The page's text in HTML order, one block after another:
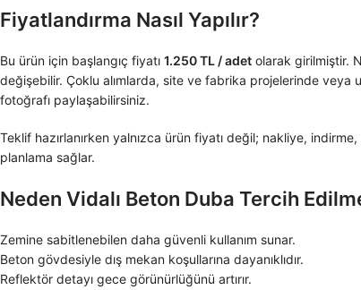
Fiyatlandırma Nasıl Yapılır?
Bu ürün için başlangıç fiyatı 1.250 TL / adet olarak girilmiştir.
değişebilir. Çoklu alımlarda, site ve fabrika projelerinde
fotoğrafı paylaşabilirsiniz.
Teklif hazırlanırken yalnızca ürün fiyatı değil; nakliye,
planlama sağlar.
Neden Vidalı Beton Duba Tercih
Zemine sabitlenebilen daha güvenli kullanım sunar.
Beton gövdesiyle dış mekan koşullarına dayanıklıdır.
Reflektör detayı gece görünürlüğünü artırır.